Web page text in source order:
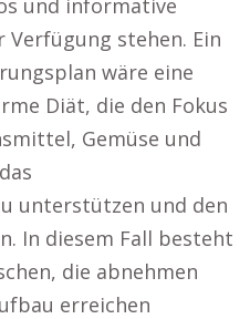
und informative
stehen. Ein
wäre eine
Diät, die den Fokus
Gemüse und
unterstützen und den
In diesem Fall besteht
die abnehmen
erreichen